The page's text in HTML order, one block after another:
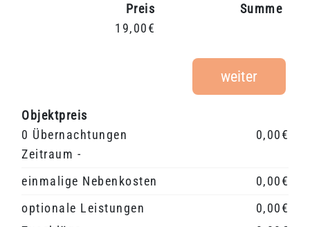
Preis
19,00€
Summe
weiter
Objektpreis
0 Übernachtungen
0,00€
Zeitraum -
einmalige Nebenkosten
0,00€
optionale Leistungen
0,00€